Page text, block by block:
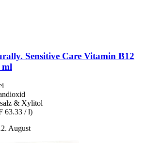
Sensitive Care Vitamin B12
ml
& Xylitol
63.33 / l)
August